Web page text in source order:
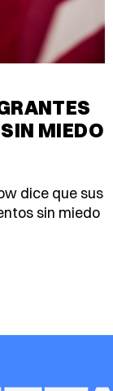
MIEDO
dice que sus
sin miedo